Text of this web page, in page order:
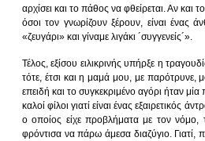
αρχίσει και το πάθος να φθείρεται. Αν
όσοι τον γνωρίζουν ξέρουν, είναι ένας
«ζευγάρι» και γίναμε λιγάκι ´συγγενείς´».
Τέλος, εξίσου ειλικρινής υπήρξε η
τότε, έτσι και η μαμά μου, με παρότρυνε,
επειδή και το συγκεκριμένο αγόρι ήταν
καλοί φίλοι γιατί είναι ένας
ο οποίος είχε προβλήματα με τον νόμο,
φρόντισα να πάρω άμεσα διαζύγιο.